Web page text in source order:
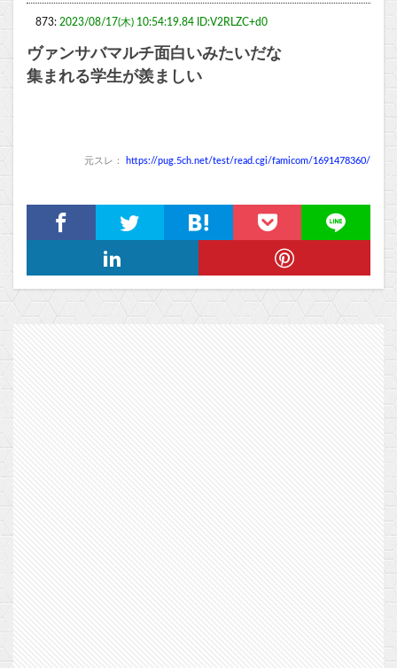
873: 2023/08/17(木) 10:54:19.84 ID:V2RLZC+d0
ヴァンサバマルチ面白いみたいだな
集まれる学生が羨ましい
元スレ： https://pug.5ch.net/test/read.cgi/famicom/1691478360/